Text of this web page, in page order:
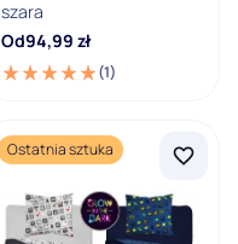
szara
Od94,99 zł
(1)
Ostatnia sztuka